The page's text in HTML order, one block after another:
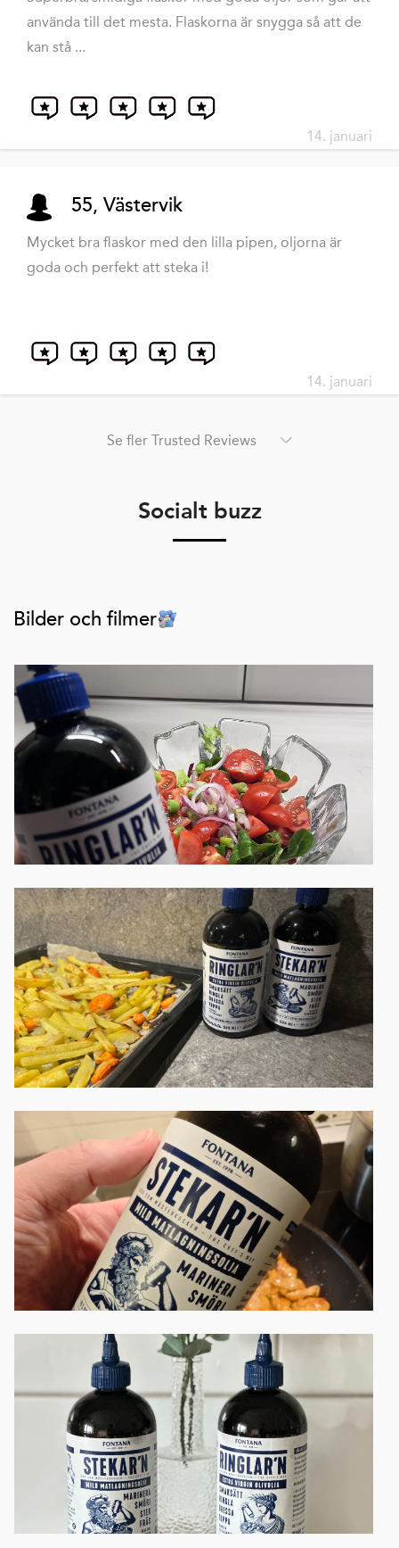
använda till det mesta. Flaskorna är snygga så att de
kan stå ...
14. januari
55, Västervik
Mycket bra flaskor med den lilla pipen, oljorna är
goda och perfekt att steka i!
14. januari
Se fler Trusted Reviews
Socialt buzz
Bilder och filmer